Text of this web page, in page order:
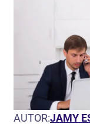
AUTOR:JAMY